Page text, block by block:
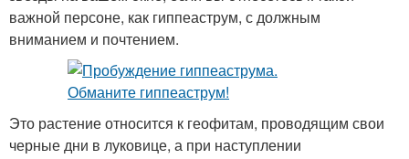
важной персоне, как гиппеаструм, с должным
вниманием и почтением.
Это растение относится к геофитам, проводящим свои
черные дни в луковице, а при наступлении